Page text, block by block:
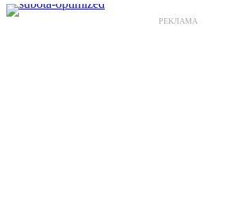
РЕКЛАМА